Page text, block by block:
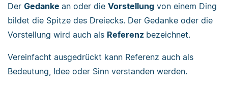
Der Gedanke an oder die Vorstellung von einem Ding
bildet die Spitze des Dreiecks. Der Gedanke oder die
Vorstellung wird auch als Referenz bezeichnet.
Vereinfacht ausgedrückt kann Referenz auch als
Bedeutung, Idee oder Sinn verstanden werden.